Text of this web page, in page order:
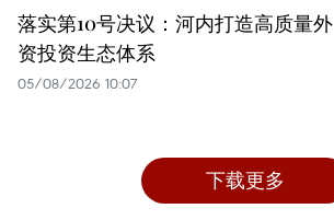
落实第10号决议：河内打造高质量外
资投资生态体系
05/08/2026 10:07
下载更多